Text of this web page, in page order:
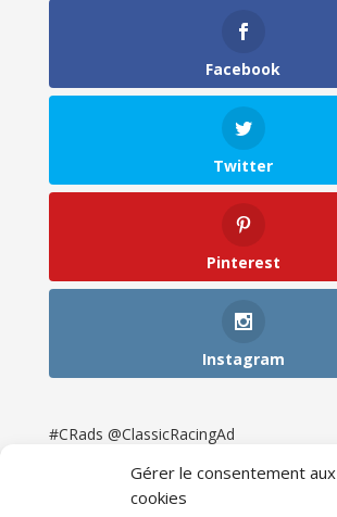
Gérer le consentement aux
cookies
Facebook
Twitter
Pinterest
Instagram
#CRads @ClassicRacingAd